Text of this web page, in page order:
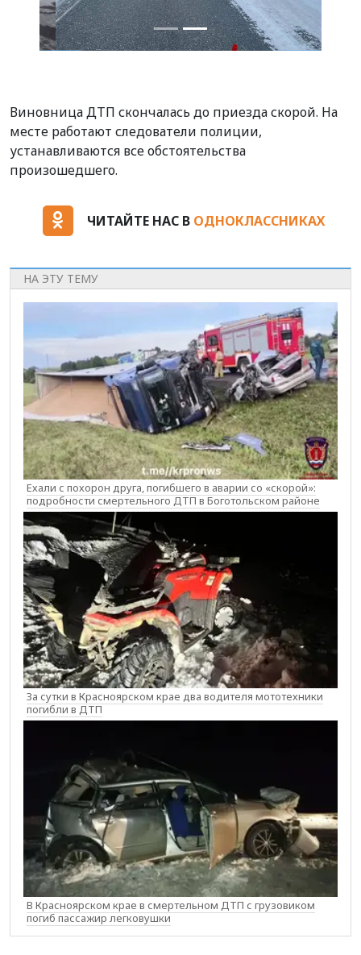
Виновница ДТП скончалась до приезда скорой. На
месте работают следователи полиции,
устанавливаются все обстоятельства
произошедшего.
ЧИТАЙТЕ НАС В ОДНОКЛАССНИКАХ
НА ЭТУ ТЕМУ
Ехали с похорон друга, погибшего в аварии со «скорой»:
подробности смертельного ДТП в Боготольском районе
За сутки в Красноярском крае два водителя мототехники
погибли в ДТП
В Красноярском крае в смертельном ДТП с грузовиком
погиб пассажир легковушки